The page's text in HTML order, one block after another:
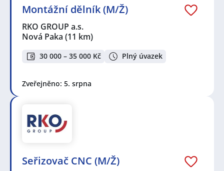
Montážní dělník (M/Ž)
RKO GROUP a.s.
Nová Paka (11 km)
30 000 – 35 000 Kč Plný úvazek
Zveřejněno: 5. srpna
Seřizovač CNC (M/Ž)